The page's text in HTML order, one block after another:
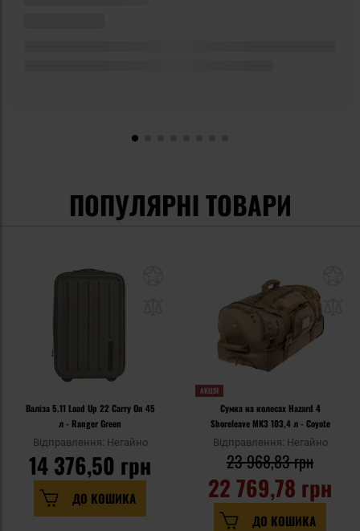
ПОПУЛЯРНІ ТОВАРИ
Валіза 5.11 Load Up 22 Carry On 45
л - Ranger Green
Відправлення: Негайно
14 376,50 грн
ДО КОШИКА
АКЦІЯ
Сумка на колесах Hazard 4
Shoreleave MK3 103,4 л - Coyote
Відправлення: Негайно
22 769,78 грн
23 968,83 грн
ДО КОШИКА